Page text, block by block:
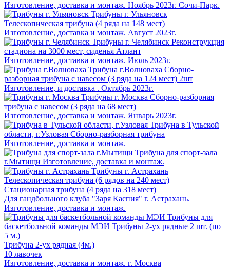
Изготовление, доставка и монтаж. Ноябрь 2023г. Сочи-Парк.
Трибуны г. Ульяновск
Телескопическая трибуна (4 ряда на 148 мест)
Изготовление, доставка и монтаж. Август 2023г.
Трибуны г. Челябинск Реконструкция
стадиона на 3000 мест, сиденья Атлант
Изготовление, доставка и монтаж. Июль 2023г.
Трибуна г.Волноваха Сборно-
разборная трибуна с навесом (3 ряда на 124 мест) 2шт
Изготовление, и доставка . Октябрь 2023г.
Трибуны г. Москва Сборно-разборная
трибуна с навесом (3 ряда на 68 мест)
Изготовление, доставка и монтаж. Январь 2023г.
Трибуна в Тульской
области, г.Узловая Сборно-разборная трибуна
Изготовление, доставка и монтаж.
Трибуна для спорт-зала
г.Мытищи Изготовление, доставка и монтаж.
Трибуны г. Астрахань
Телескопическая трибуна (6 рядов на 240 мест)
Стационарная трибуна (4 ряда на 318 мест)
Для гандбольного клуба "Заря Каспия" г. Астрахань.
Изготовление, доставка и монтаж.
Трибуны для
баскетбольной команды МЭИ Трибуны 2-ух рядные 2 шт. (по
5 м.)
Трибуна 2-ух рядная (4м.)
10 лавочек
Изготовление, доставка и монтаж. г. Москва